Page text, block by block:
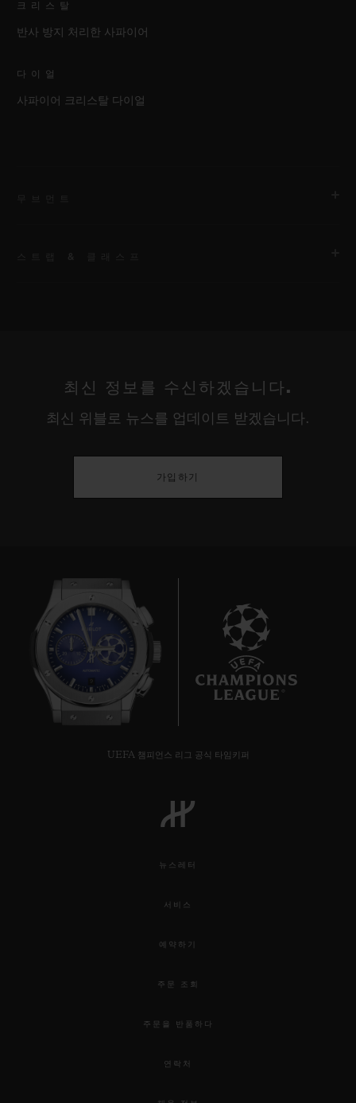
크리스탈
반사 방지 처리한 사파이어
다이얼
사파이어 크리스탈 다이얼
약 336시간
블랙 세라믹 및 블랙 도금 티타늄 디플로이언트 버클 클래스프
최신 정보를 수신하겠습니다.
최신 위블로 뉴스를 업데이트 받겠습니다.
가입하기
UEFA 챔피언스 리그 공식 타임키퍼
뉴스레터
서비스
예약하기
주문 조회
주문을 반품하다
연락처